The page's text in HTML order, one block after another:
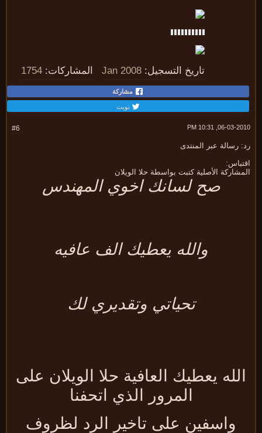
تاريخ التسجيل: Jan 2008 المشاركات: 1754
مشاركة
تويت
06-03-2010,
رسالة عبر المنتدى
الأصلية كتبت بواسطة حلا الويلان
صح لسانك اخوي المهندس
والله يعطيك الف عافيه
تحياتي وتقديري لك
يعطيك العافية حلا الويلان على
المرور الذي اتحفنا
واسفين على تاخير الرد لظروف